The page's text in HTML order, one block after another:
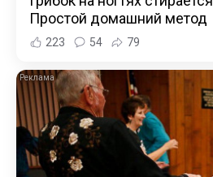
Простой домашний метод
223 54 79